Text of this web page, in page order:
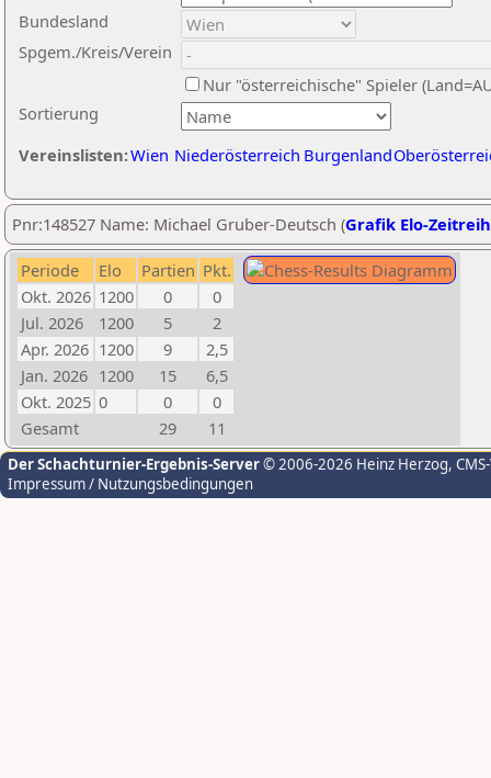
Sortierung
Bundesland
Spgem./Kreis/Verein
Nur "österreichische" Spieler
Vereinslisten:Wien Niederösterreich Burgenland
Pnr:148527 Name: Michael Gruber-Deutsch (Grafik Elo-
Periode Elo Partien Pkt.
Okt. 2026 1200 0
0
Jul. 2026
1200 5
2
Apr. 2026 1200 9
2,5
Jan. 2026 1200 15
6,5
Okt. 2025 0 0
0
Gesamt
29 11
Der Schachturnier-Ergebnis-Server© 2006-2026 Heinz Herzog,
Impressum / Nutzungsbedingungen